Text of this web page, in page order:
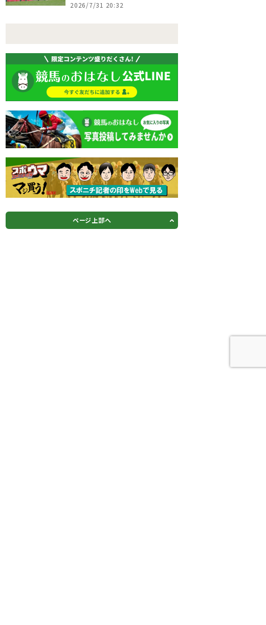
2026/7/31 20:32
ページ上部へ